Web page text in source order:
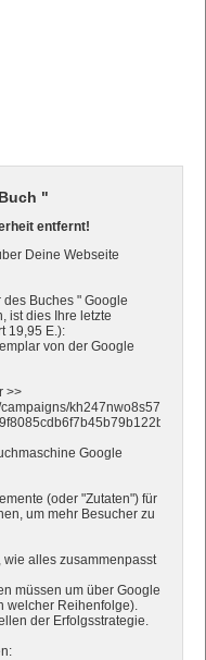
"
entfernt!
Deine Webseite
Buches " Google
ist dies Ihre letzte
19,95 E.):
von der Google
>>
kh247nwo8s570/track-
Google
(oder "Zutaten") für
um mehr Besucher zu
alles zusammenpasst
müssen um über Google
welcher Reihenfolge).
der Erfolgsstrategie.